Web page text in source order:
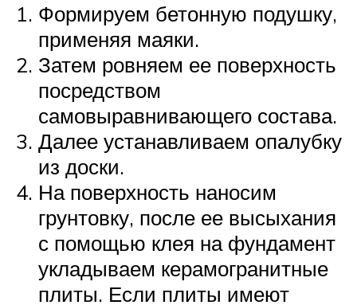
Формируем бетонную подушку,
применяя маяки.
Затем ровняем ее поверхность
посредством
самовыравнивающего состава.
Далее устанавливаем опалубку
из доски.
На поверхность наносим
грунтовку, после ее высыхания
с помощью клея на фундамент
укладываем керамогранитные
плиты. Если плиты имеют